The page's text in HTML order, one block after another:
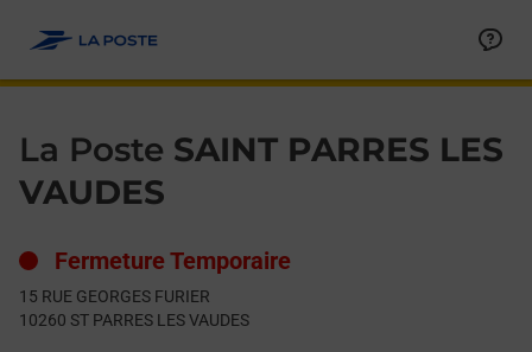
La Poste SAINT PARRES LES
VAUDES
Fermeture Temporaire
15 RUE GEORGES FURIER
10260 ST PARRES LES VAUDES